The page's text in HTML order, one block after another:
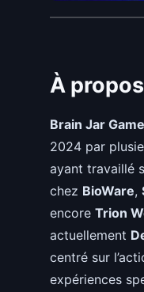
À
Brain Jar Game
2024 par
ayant travaillé
chez BioWare,
encore Trion
actuellement
centré sur
expériences